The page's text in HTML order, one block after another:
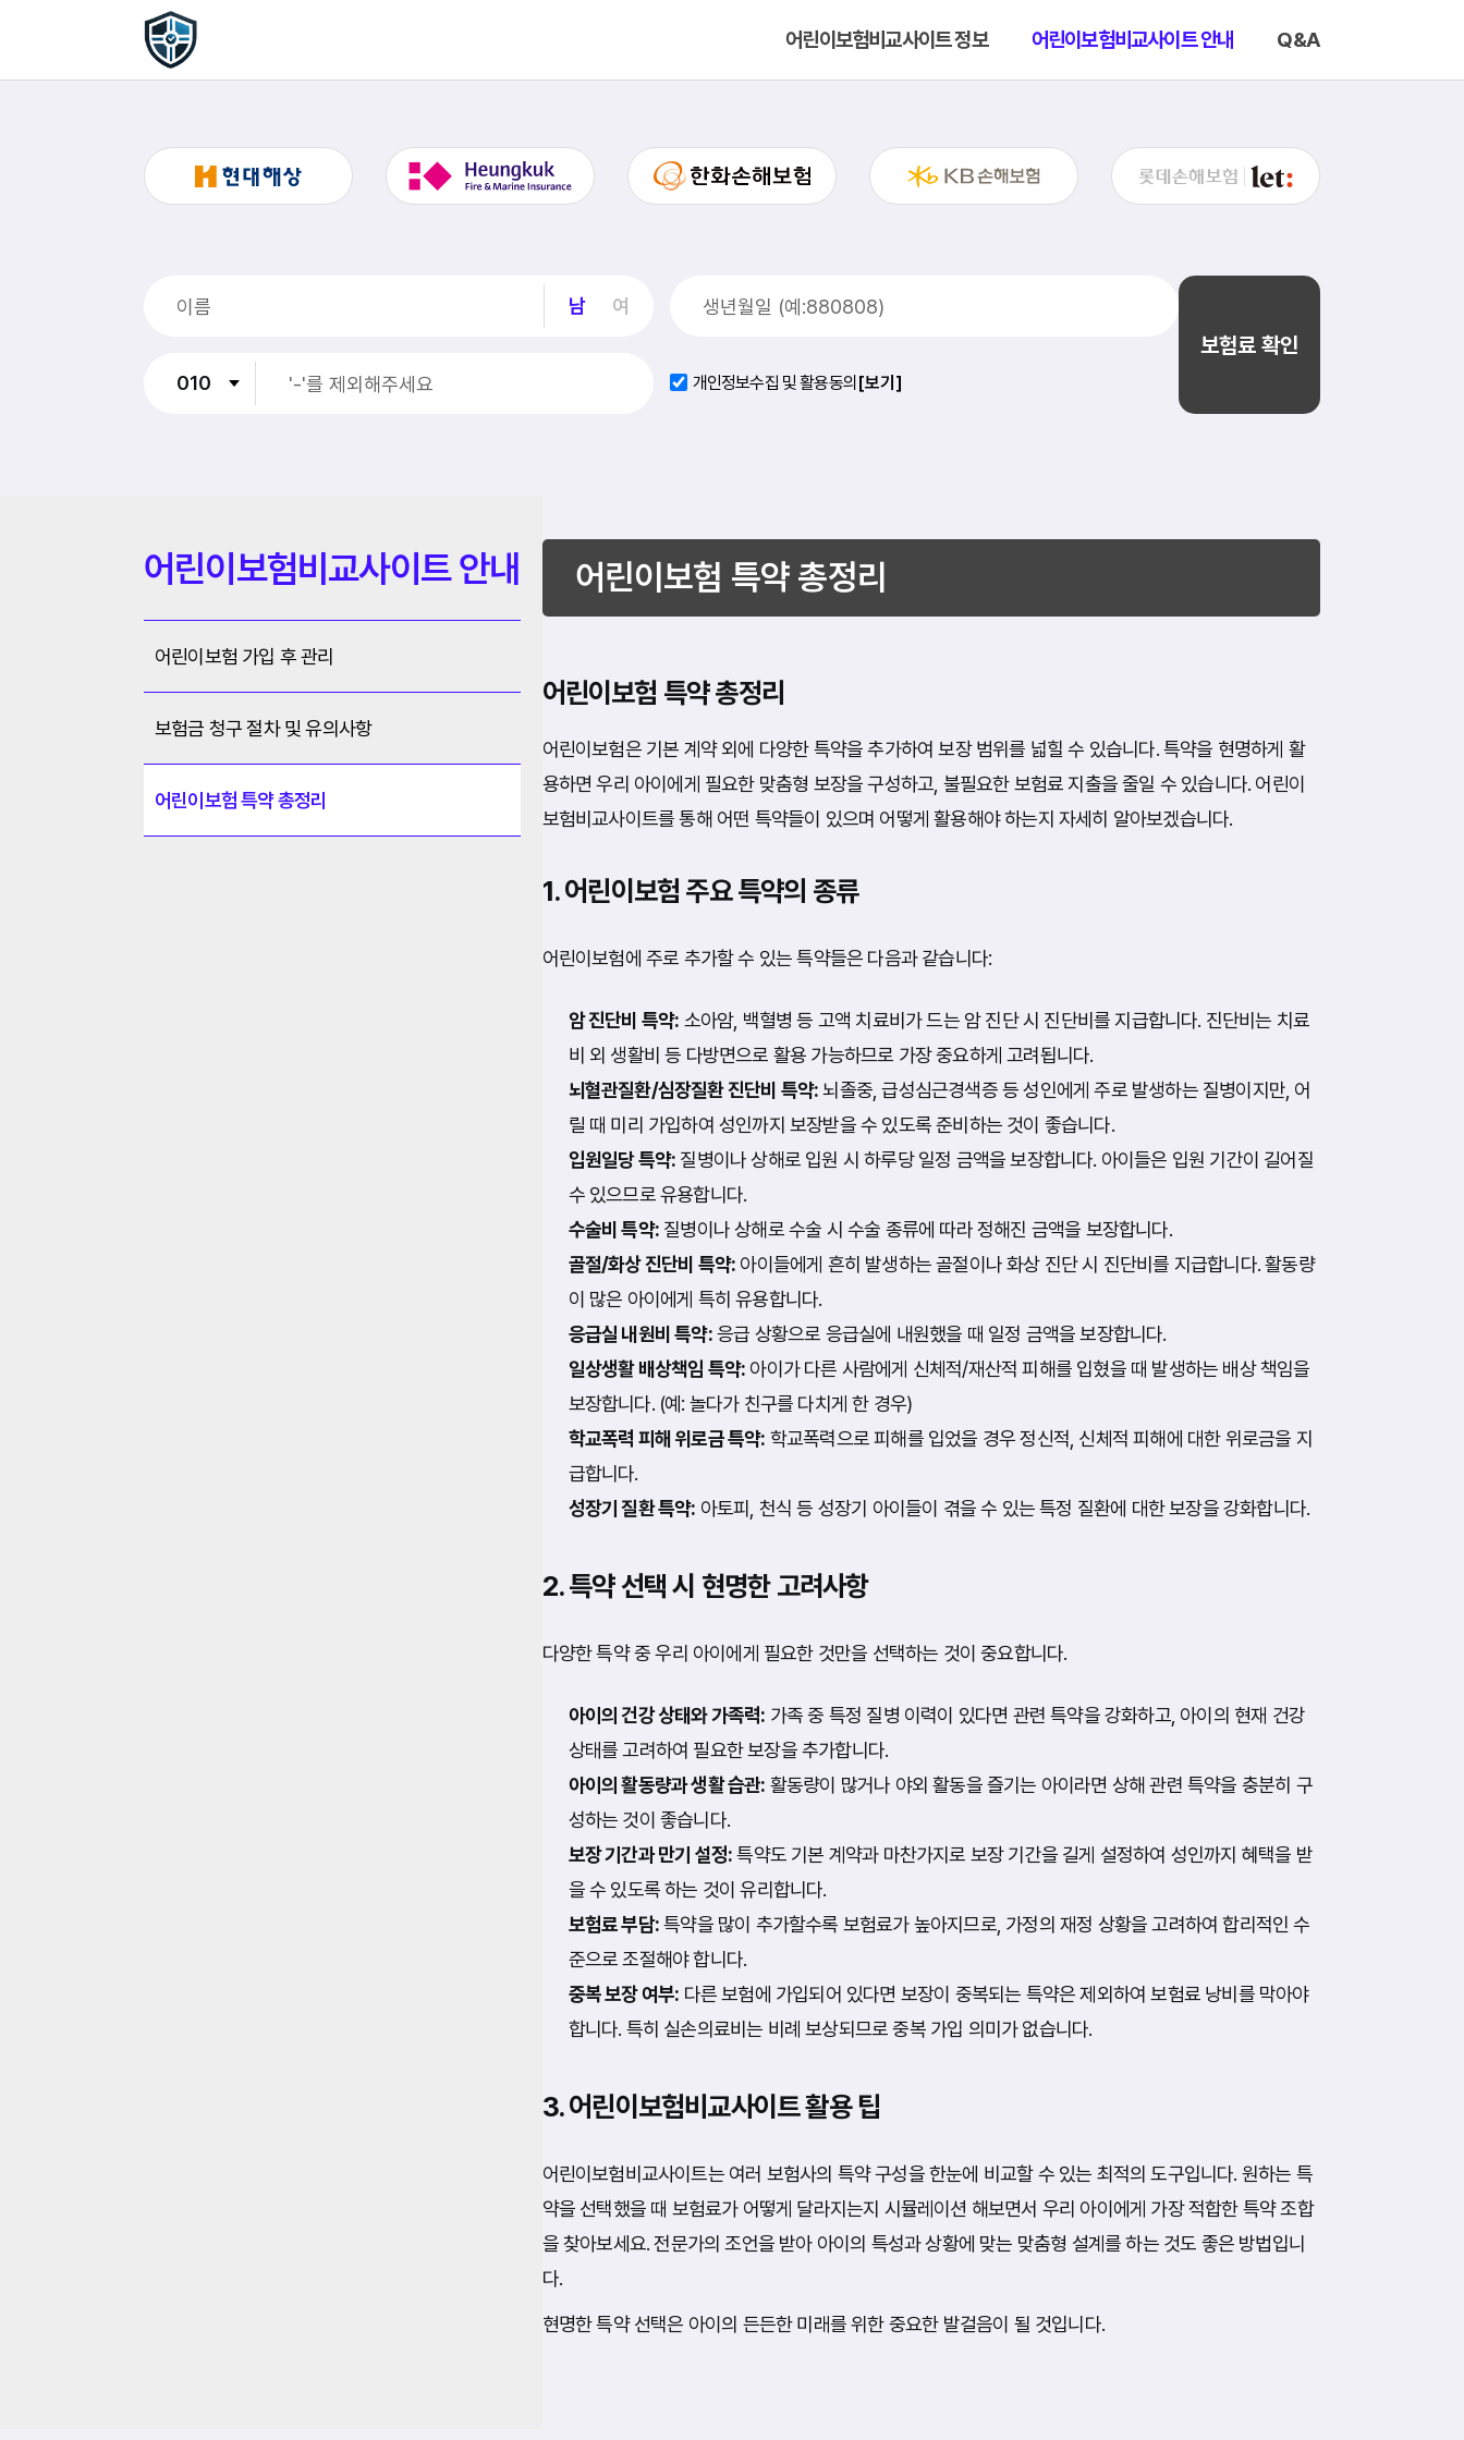
어린이보험비교사이트 정보 어린이보험비교사이트 안내 Q&A
남 여
개인정보수집 및 활용동의 [보기]
보험료 확인
어린이보험비교사이트 안내
어린이보험 가입 후 관리
보험금 청구 절차 및 유의사항
어린이보험 특약 총정리
어린이보험 특약 총정리
어린이보험 특약 총정리
어린이보험은 기본 계약 외에 다양한 특약을 추가하여 보장 범위를 넓힐 수 있습니다. 특약을 현명하게 활
용하면 우리 아이에게 필요한 맞춤형 보장을 구성하고, 불필요한 보험료 지출을 줄일 수 있습니다. 어린이
보험비교사이트를 통해 어떤 특약들이 있으며 어떻게 활용해야 하는지 자세히 알아보겠습니다.
1. 어린이보험 주요 특약의 종류
어린이보험에 주로 추가할 수 있는 특약들은 다음과 같습니다:
암 진단비 특약: 소아암, 백혈병 등 고액 치료비가 드는 암 진단 시 진단비를 지급합니다. 진단비는 치료
비 외 생활비 등 다방면으로 활용 가능하므로 가장 중요하게 고려됩니다.
뇌혈관질환/심장질환 진단비 특약:뇌졸중, 급성심근경색증 등 성인에게 주로 발생하는 질병이지만, 어
릴 때 미리 가입하여 성인까지 보장받을 수 있도록 준비하는 것이 좋습니다.
입원일당 특약: 질병이나 상해로 입원 시 하루당 일정 금액을 보장합니다. 아이들은 입원 기간이 길어질
수 있으므로 유용합니다.
수술비 특약: 질병이나 상해로 수술 시 수술 종류에 따라 정해진 금액을 보장합니다.
골절/화상 진단비 특약: 아이들에게 흔히 발생하는 골절이나 화상 진단 시 진단비를 지급합니다. 활동량
이 많은 아이에게 특히 유용합니다.
응급실 내원비 특약:응급 상황으로 응급실에 내원했을 때 일정 금액을 보장합니다.
일상생활 배상책임 특약: 아이가 다른 사람에게 신체적/재산적 피해를 입혔을 때 발생하는 배상 책임을
보장합니다. (예: 놀다가 친구를 다치게 한 경우)
학교폭력 피해 위로금 특약: 학교폭력으로 피해를 입었을 경우 정신적, 신체적 피해에 대한 위로금을 지
급합니다.
성장기 질환 특약: 아토피, 천식 등 성장기 아이들이 겪을 수 있는 특정 질환에 대한 보장을 강화합니다.
2. 특약 선택 시 현명한 고려사항
다양한 특약 중 우리 아이에게 필요한 것만을 선택하는 것이 중요합니다.
아이의 건강 상태와 가족력: 가족 중 특정 질병 이력이 있다면 관련 특약을 강화하고, 아이의 현재 건강
상태를 고려하여 필요한 보장을 추가합니다.
아이의 활동량과 생활 습관: 활동량이 많거나 야외 활동을 즐기는 아이라면 상해 관련 특약을 충분히 구
성하는 것이 좋습니다.
보장 기간과 만기 설정:특약도 기본 계약과 마찬가지로 보장 기간을 길게 설정하여 성인까지 혜택을 받
을 수 있도록 하는 것이 유리합니다.
보험료 부담:특약을 많이 추가할수록 보험료가 높아지므로, 가정의 재정 상황을 고려하여 합리적인 수
준으로 조절해야 합니다.
중복 보장 여부: 다른 보험에 가입되어 있다면 보장이 중복되는 특약은 제외하여 보험료 낭비를 막아야
합니다. 특히 실손의료비는 비례 보상되므로 중복 가입 의미가 없습니다.
3. 어린이보험비교사이트 활용 팁
어린이보험비교사이트는 여러 보험사의 특약 구성을 한눈에 비교할 수 있는 최적의 도구입니다. 원하는 특
약을 선택했을 때 보험료가 어떻게 달라지는지 시뮬레이션 해보면서 우리 아이에게 가장 적합한 특약 조합
을 찾아보세요. 전문가의 조언을 받아 아이의 특성과 상황에 맞는 맞춤형 설계를 하는 것도 좋은 방법입니
다.
현명한 특약 선택은 아이의 든든한 미래를 위한 중요한 발걸음이 될 것입니다.